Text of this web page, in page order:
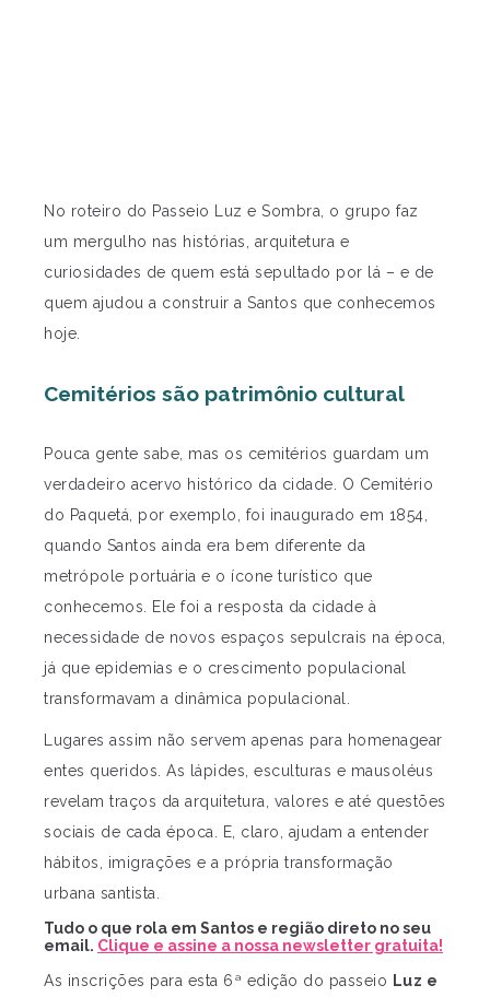
No roteiro do Passeio Luz e Sombra, o grupo faz
um mergulho nas histórias, arquitetura e
curiosidades de quem está sepultado por lá – e de
quem ajudou a construir a Santos que conhecemos
hoje.
Cemitérios são patrimônio cultural
Pouca gente sabe, mas os cemitérios guardam um
verdadeiro acervo histórico da cidade. O Cemitério
do Paquetá, por exemplo, foi inaugurado em 1854,
quando Santos ainda era bem diferente da
metrópole portuária e o ícone turístico que
conhecemos. Ele foi a resposta da cidade à
necessidade de novos espaços sepulcrais na época,
já que epidemias e o crescimento populacional
transformavam a dinâmica populacional.
Lugares assim não servem apenas para homenagear
entes queridos. As lápides, esculturas e mausoléus
revelam traços da arquitetura, valores e até questões
sociais de cada época. E, claro, ajudam a entender
hábitos, imigrações e a própria transformação
urbana santista.
Tudo o que rola em Santos e região direto no seu
email. Clique e assine a nossa newsletter gratuita!
As inscrições para esta 6ª edição do passeio Luz e